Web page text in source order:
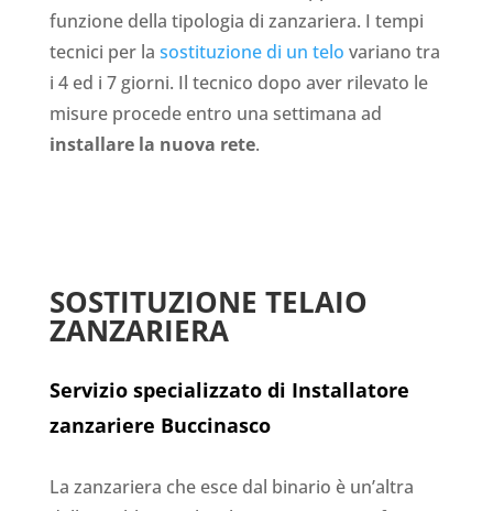
funzione della tipologia di zanzariera. I tempi
tecnici per la sostituzione di un telo variano tra
i 4 ed i 7 giorni. Il tecnico dopo aver rilevato le
misure procede entro una settimana ad
installare la nuova rete.
SOSTITUZIONE TELAIO
ZANZARIERA
Servizio specializzato di Installatore
zanzariere Buccinasco
La zanzariera che esce dal binario è un’altra